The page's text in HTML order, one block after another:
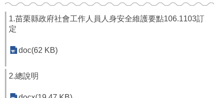
社
會
福
導
網
1.苗栗縣政府社會工作人員人身安全維護要點106.1103訂
定
doc(62 KB)
2.總說明